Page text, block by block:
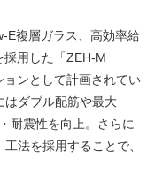
E複層ガラス、高効率給
用した「ZEH-M
ンとして計画されてい
はダブル配筋や最大
耐震性を向上。さらに
法を採用することで、